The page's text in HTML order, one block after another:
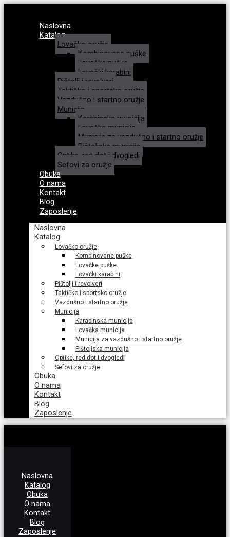
Naslovna
Katalog
Lovačko oružje
Kombinovane puške
Lovačke puške
Lovački karabini
Pištolji i revolveri
Taktičko i sportsko oružje
Vazdušno i startno oružje
Municija
Karabinska municija
Lovačka municija
Municija za vazdušno i startno oružje
Pištoljska municija
Optike, red dot i dvogledi
Sefovi za oružje
Obuka
O nama
Kontakt
Blog
Zaposlenje
Naslovna
Katalog
Lovačko oružje
Kombinovane puške
Lovačke puške
Lovački karabini
Pištolji i revolveri
Taktičko i sportsko oružje
Vazdušno i startno oružje
Municija
Karabinska municija
Lovačka municija
Municija za vazdušno i startno oružje
Pištoljska municija
Optike, red dot i dvogledi
Sefovi za oružje
Obuka
O nama
Kontakt
Blog
Zaposlenje
Naslovna
Katalog
Obuka
O nama
Kontakt
Blog
Zaposlenje